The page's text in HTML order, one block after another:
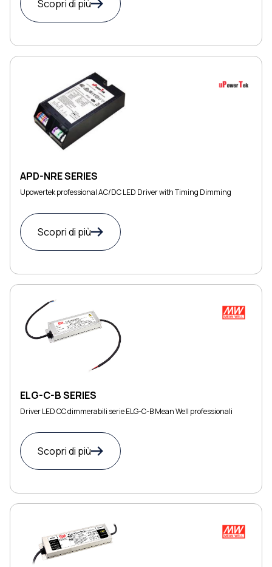
Scopri di più
APD-NRE SERIES
Upowertek professional AC/DC LED Driver with Timing Dimming
Scopri di più
ELG-C-B SERIES
Driver LED CC dimmerabili serie ELG-C-B Mean Well professionali
Scopri di più